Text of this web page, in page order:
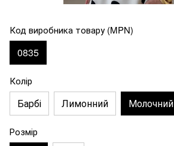
Код виробника товару (MPN)
0835
Колір
Барбі Лимонний Молочний
Розмір